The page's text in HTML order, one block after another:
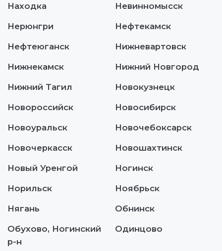
Находка Невинномысск
Нерюнгри Нефтекамск
Нефтеюганск Нижневартовск
Нижнекамск Нижний Новгород
Нижний Тагил Новокузнецк
Новороссийск Новосибирск
Новоуральск Новочебоксарск
Новочеркасск Новошахтинск
Новый Уренгой Ногинск
Норильск Ноябрьск
Нягань Обнинск
Обухово, Ногинский
р-н
Одинцово